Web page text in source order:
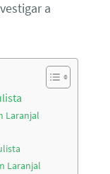
a
Laranjal
Laranjal